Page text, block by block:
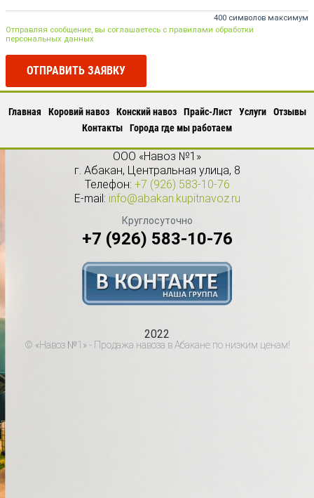
400 символов максимум
Отправляя сообщение, вы соглашаетесь с правилами обработки
персональных данных
ОТПРАВИТЬ ЗАЯВКУ
Главная Коровий навоз Конский навоз Прайс-Лист Услуги
Отзывы
Контакты
Города где мы работаем
ООО «Навоз №1»
г. Абакан, Центральная улица, 8
Телефон: +7 (926) 583-10-76
E-mail: info@abakan.kupitnavoz.ru
Круглосуточно
+7 (926) 583-10-76
2022
© «Навоз №1» - Продажа навоза в Абакане по низким ценам!